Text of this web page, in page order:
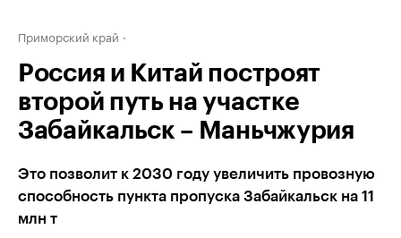
Приморский край
Россия и Китай построят
второй путь на участке
Забайкальск – Маньчжурия
Это позволит к 2030 году увеличить провозную
способность пункта пропуска Забайкальск на 11
млн т